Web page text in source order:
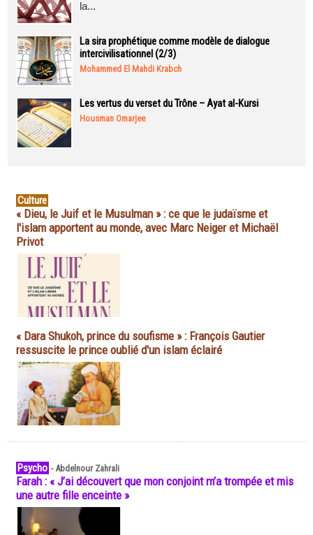
la...
La sira prophétique comme modèle de dialogue
intercivilisationnel (2/3)
Mohammed El Mahdi Krabch
Les vertus du verset du Trône – Ayat al-Kursi
Housman Omarjee
Culture
« Dieu, le Juif et le Musulman » : ce que le judaïsme et
l'islam apportent au monde, avec Marc Neiger et Michaël
Privot
« Dara Shukoh, prince du soufisme » : François Gautier
ressuscite le prince oublié d'un islam éclairé
Psycho -Abdelnour Zahrali
Farah : « J’ai découvert que mon conjoint m’a trompée et mis
une autre fille enceinte »